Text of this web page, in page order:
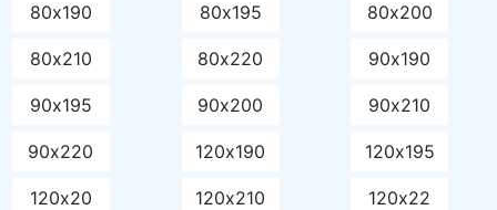
80х190 80х195 80х200
80х210 80х220 90х190
90х195 90х200 90х210
90х220 120х190 120х195
120х20
120х210
120х22